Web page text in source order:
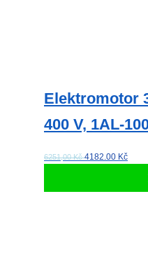
Elektromotor
400 V, 1AL-
6251,00 Kč4182.00 Kč